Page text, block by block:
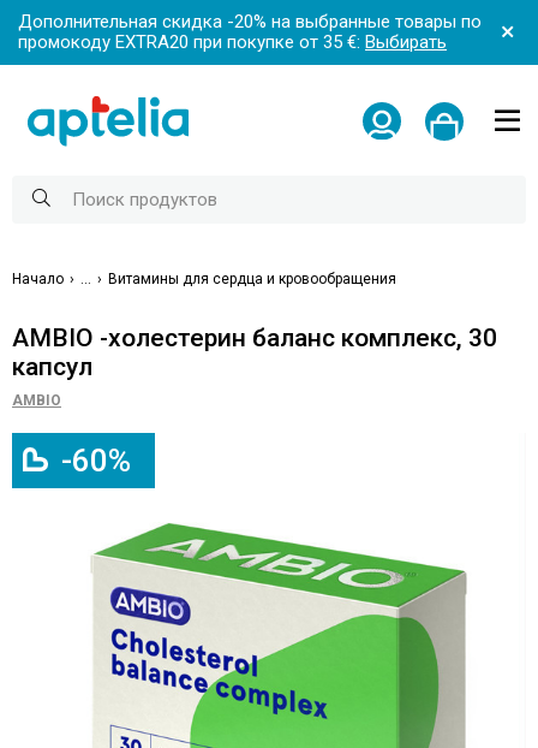
Дополнительная скидка -20% на выбранные товары по
промокоду EXTRA20 при покупке от 35 €: Выбирать
Начало Витамины для сердца и кровообращения
AMBIO -холестерин баланс комплекс, 30
капсул
AMBIO
-60%